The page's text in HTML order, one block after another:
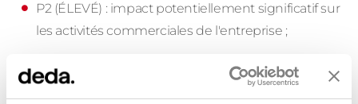
P2 (ÉLEVÉ) : impact potentiellement significatif sur
les activités commerciales de l'entreprise ;
P3 (MODERATE) : problème non bloquant sur
l'environnement du Client ;